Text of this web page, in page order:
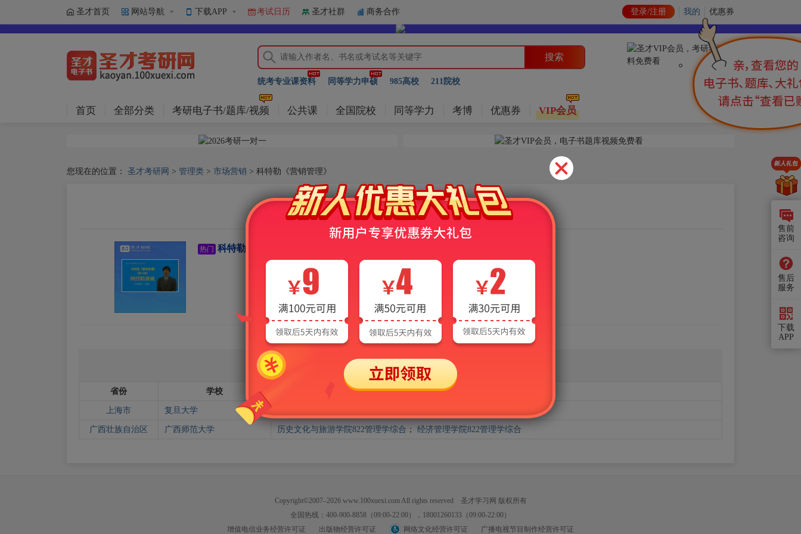
圣才首页 网站导航 下载APP 考试日历 圣才社群 商务合作 登录/注册 我的 优惠券
搜索
统考专业课资料 同等学力申硕 985高校 211院校
首页 全部分类 考研电子书/题库/视频 公共课 全国院校 同等学力 考博 优惠券 VIP会员
您现在的位置： 圣才考研网 > 管理类 > 市场营销 > 科特勒《营销管理》
科特勒《营销管理》
热门 科特勒《营销管理》（第14版）精讲班【教材精讲＋考研真题串讲】
科特勒《营销管理》作为考研参考教材的院校汇总
省份 学校
上海市 复旦大学
广西壮族自治区 广西师范大学 历史文化与旅游学院822管理学综合 ； 经济管理学院822管理学综合
Copyright©2007–2026 www.100xuexi.com All rights reserved 圣才学习网 版权所有
全国热线：400-900-8858（09:00-22:00），18001260133（09:00-22:00）
增值电信业务经营许可证
出版物经营许可证 网络文化经营许可证 广播电视节目制作经营许可证
售前
咨询
售后
服务
下载
APP